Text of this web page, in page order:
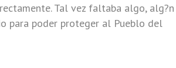
Tal vez faltaba algo, alg?n
para poder proteger al Pueblo del